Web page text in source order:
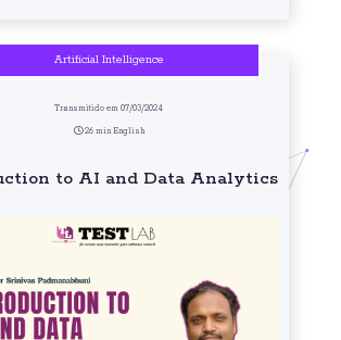
Artificial Intelligence
Transmitido em 07/03/2024
26 min English
to AI and Data Analytics